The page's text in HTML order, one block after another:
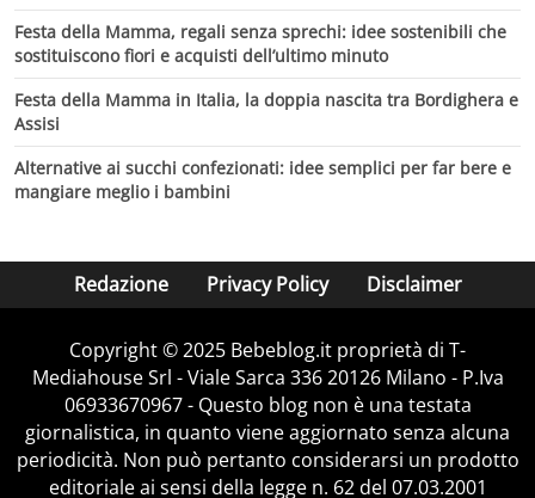
Festa della Mamma, regali senza sprechi: idee sostenibili che
sostituiscono fiori e acquisti dell’ultimo minuto
Festa della Mamma in Italia, la doppia nascita tra Bordighera e
Assisi
Alternative ai succhi confezionati: idee semplici per far bere e
mangiare meglio i bambini
Redazione Privacy Policy Disclaimer
Copyright © 2025 Bebeblog.it proprietà di T-
Mediahouse Srl - Viale Sarca 336 20126 Milano - P.Iva
06933670967 - Questo blog non è una testata
giornalistica, in quanto viene aggiornato senza alcuna
periodicità. Non può pertanto considerarsi un prodotto
editoriale ai sensi della legge n. 62 del 07.03.2001